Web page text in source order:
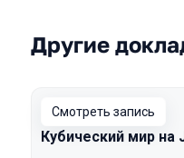
Другие
Смотреть запись
Кубический мир на